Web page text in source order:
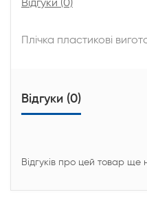
Плічка пластикові
Відгуки (0)
Відгуків про цей товар ще